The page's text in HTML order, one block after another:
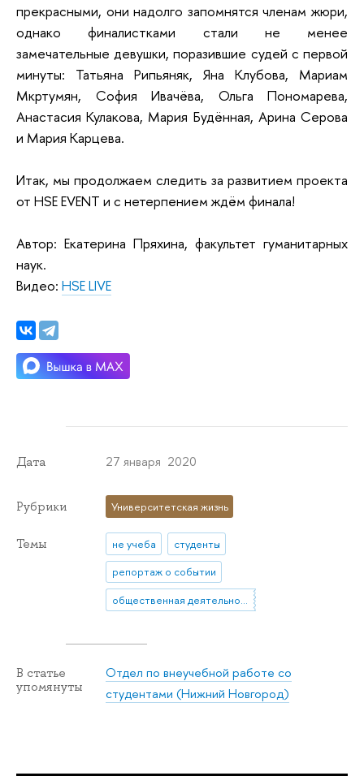
прекрасными, они надолго запомнятся членам жюри,
однако финалистками стали не менее
замечательные девушки, поразившие судей с первой
минуты: Татьяна Рипьяняк, Яна Клубова, Мариам
Мкртумян, София Ивачёва, Ольга Пономарева,
Анастасия Кулакова, Мария Будённая, Арина Серова
и Мария Карцева.
Итак, мы продолжаем следить за развитием проекта
от HSE EVENT и с нетерпением ждём финала!
Автор: Екатерина Пряхина, факультет гуманитарных
наук.
Видео: HSE LIVE
Дата 27 января 2020
Рубрики Университетская жизнь
Темы не учеба
студенты
репортаж о событии
общественная деятельность
В статье
упомянуты
Отдел по внеучебной работе со
студентами (Нижний Новгород)